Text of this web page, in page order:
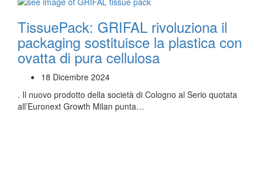
TissuePack: GRIFAL rivoluziona il
packaging sostituisce la plastica con
ovatta di pura cellulosa
18 Dicembre 2024
. Il nuovo prodotto della società di Cologno al Serio quotata
all’Euronext Growth Milan punta…